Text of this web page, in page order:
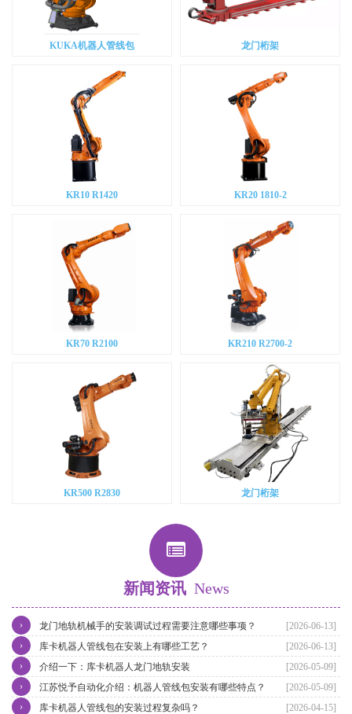
KUKA机器人管线包 龙门桁架
KR10 R1420 KR20 1810-2
KR70 R2100 KR210 R2700-2
KR500 R2830 龙门桁架
新闻资讯 News
[2026-06-13]
龙门地轨机械手的安装调试过程需要注意哪些事项？
›
[2026-06-13]
库卡机器人管线包在安装上有哪些工艺？
›
[2026-05-09]
介绍一下：库卡机器人龙门地轨安装
›
[2026-05-09]
江苏悦予自动化介绍：机器人管线包安装有哪些特点？
›
[2026-04-15]
库卡机器人管线包的安装过程复杂吗？
›